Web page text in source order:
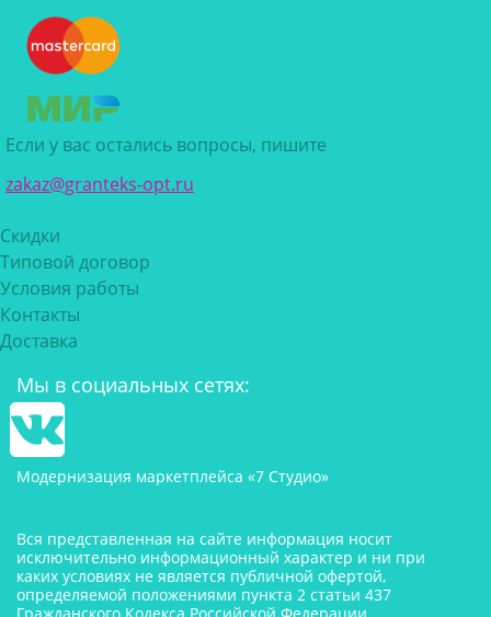
Если у вас остались вопросы, пишите
zakaz@granteks-opt.ru
Скидки
Типовой договор
Условия работы
Контакты
Доставка
Мы в социальных сетях:
Модернизация маркетплейса «7 Студио»
Вся представленная на сайте информация носит
исключительно информационный характер и ни при
каких условиях не является публичной офертой,
определяемой положениями пункта 2 статьи 437